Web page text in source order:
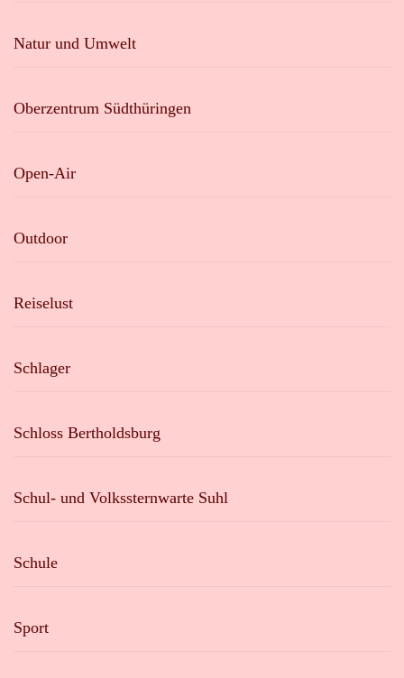
Natur und Umwelt
Oberzentrum Südthüringen
Open-Air
Outdoor
Reiselust
Schlager
Schloss Bertholdsburg
Schul- und Volkssternwarte Suhl
Schule
Sport